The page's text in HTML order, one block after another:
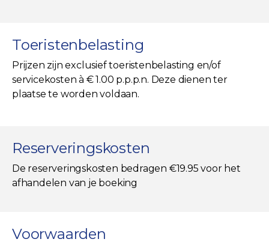
Toeristenbelasting
Prijzen zijn exclusief toeristenbelasting en/of
servicekosten à € 1.00 p.p.p.n. Deze dienen ter
plaatse te worden voldaan.
Reserveringskosten
De reserveringskosten bedragen €19.95 voor het
afhandelen van je boeking
Voorwaarden